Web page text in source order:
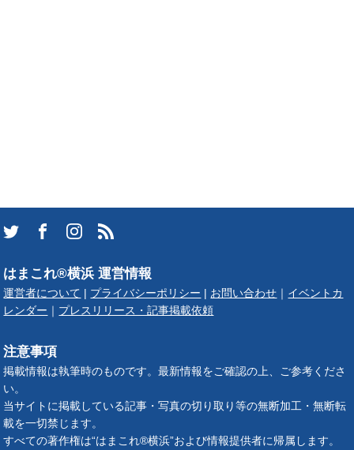
はまこれ®横浜 運営情報
運営者について プライバシーポリシー お問い合わせ
イベントカ
レンダー
プレスリリース・記事掲載依頼
注意事項
掲載情報は執筆時のものです。最新情報をご確認の上、ご参考くださ
い。
当サイトに掲載している記事・写真の切り取り等の無断加工・無断転
載を一切禁じます。
すべての著作権は“はまこれ®横浜”および情報提供者に帰属します。